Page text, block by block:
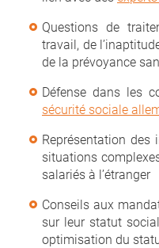
Questions de
travail, de
de la prévoyance
Défense dans les
sécurité sociale
Représentation des
situations
salariés à l’étranger
Conseils aux
sur leur statut
optimisation du